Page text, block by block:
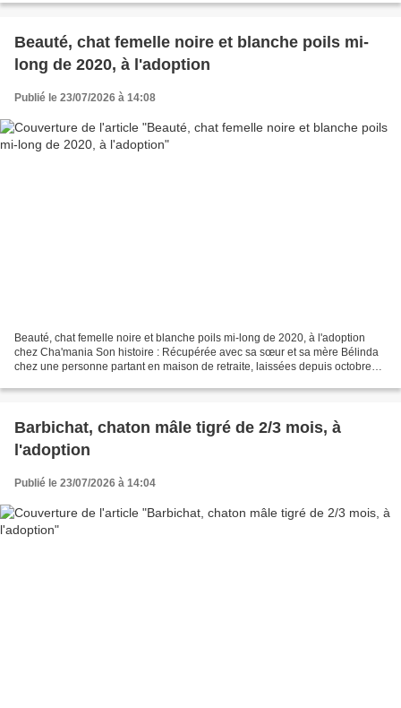
Beauté, chat femelle noire et blanche poils mi-
long de 2020, à l'adoption
Publié le 23/07/2026 à 14:08
Beauté, chat femelle noire et blanche poils mi-long de 2020, à l'adoption
chez Cha'mania Son histoire : Récupérée avec sa sœur et sa mère Bélinda
chez une personne partant en maison de retraite, laissées depuis octobre
Barbichat, chaton mâle tigré de 2/3 mois, à
l'adoption
Publié le 23/07/2026 à 14:04